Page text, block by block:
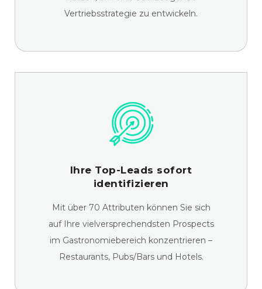
Vertriebsstrategie zu entwickeln.
Ihre Top-Leads sofort
identifizieren
Mit über 70 Attributen können Sie sich
auf Ihre vielversprechendsten Prospects
im Gastronomiebereich konzentrieren –
Restaurants, Pubs/Bars und Hotels.